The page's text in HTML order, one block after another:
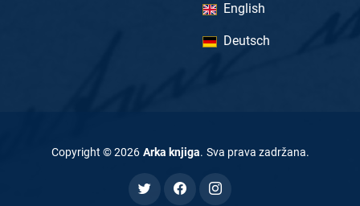
English
Deutsch
Copyright ©2026 Arka knjiga. Sva prava zadržana.